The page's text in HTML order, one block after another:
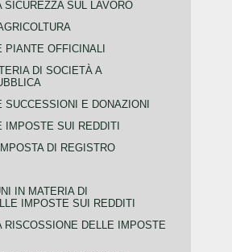
SICUREZZA SUL LAVORO
PIANTE OFFICINALI
DI SOCIETÀ A
E DONAZIONI
IMPOSTE SUI REDDITI
DI REGISTRO
IN MATERIA DI
IMPOSTE SUI REDDITI
RISCOSSIONE DELLE IMPOSTE